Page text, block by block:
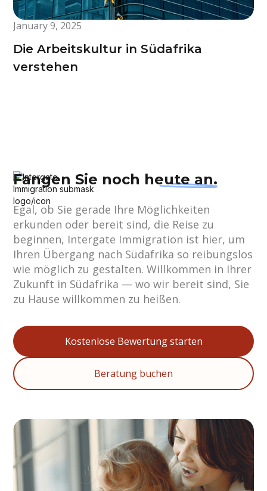
January 9, 2025
Die Arbeitskultur in Südafrika
verstehen
Fangen Sie noch heute an.
Egal, ob Sie gerade Ihre Möglichkeiten
erkunden oder bereit sind, die Reise zu
beginnen, Intergate Immigration ist hier, um
Ihren Übergang nach Südafrika so reibungslos
wie möglich zu gestalten. Willkommen in Ihrer
Zukunft in Südafrika — wo wir bereit sind, Sie
zu Hause willkommen zu heißen.
Kostenlose Bewertung starten
Beratung buchen